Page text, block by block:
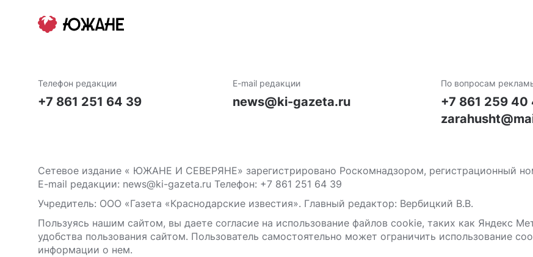
Телефон редакции
+7 861 251 64 39
E-mail редакции
news@ki-gazeta.ru
По вопросам
+7 861 259 40
Сетевое издание « ЮЖАНЕ И СЕВЕРЯНЕ» зарегистрировано Роскомнадзором, регистрационный
E-mail редакции: news@ki-gazeta.ru Телефон: +7 861 251 64 39
Учредитель: ООО «Газета «Краснодарские известия». Главный редактор: Вербицкий В.В.
Пользуясь нашим сайтом, вы даете согласие на использование файлов сооkіе, таких как Яндекс
удобства пользования сайтом. Пользователь самостоятельно может ограничить использование
информации о нем.